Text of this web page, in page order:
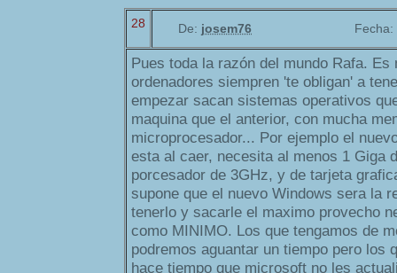
28 De: josem76 Fecha:
Pues toda la razón del mundo Rafa. Es
ordenadores siempren 'te obligan' a
empezar sacan sistemas operativos
maquina que el anterior, con mucha
microprocesador... Por ejemplo el
esta al caer, necesita al menos 1 Giga
porcesador de 3GHz, y de tarjeta
supone que el nuevo Windows sera la
tenerlo y sacarle el maximo provecho
como MINIMO. Los que tengamos de
podremos aguantar un tiempo pero los
hace tiempo que microsoft no les